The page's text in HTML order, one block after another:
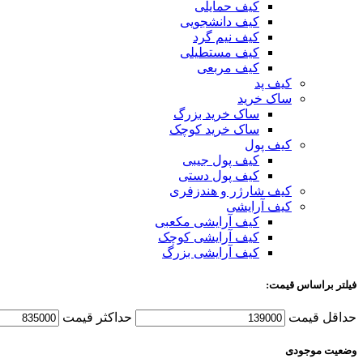
کیف حمایلی
کیف دانشجویی
کیف نیم گرد
کیف مستطیلی
کیف مربعی
کیف پد
ساک خرید
ساک خرید بزرگ
ساک خرید کوچک
کیف پول
کیف پول جیبی
کیف پول دستی
کیف شارژر و هندزفری
کیف آرایشی
کیف آرایشی مکعبی
کیف آرایشی کوچک
کیف آرایشی بزرگ
فیلتر براساس قیمت:
حداقل قیمت حداکثر قیمت
وضعیت موجودی